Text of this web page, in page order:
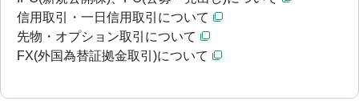
信用取引・一日信用取引について
先物・オプション取引について
FX(外国為替証拠金取引)について